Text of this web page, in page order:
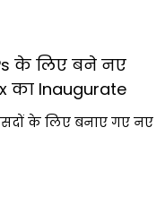
के लिए बने नए
का Inaugurate
के लिए बनाए गए नए